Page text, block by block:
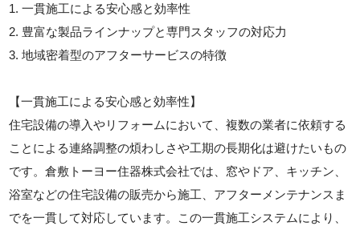
1. 一貫施工による安心感と効率性
2. 豊富な製品ラインナップと専門スタッフの対応力
3. 地域密着型のアフターサービスの特徴
【一貫施工による安心感と効率性】
住宅設備の導入やリフォームにおいて、複数の業者に依頼する
ことによる連絡調整の煩わしさや工期の長期化は避けたいもの
です。倉敷トーヨー住器株式会社では、窓やドア、キッチン、
浴室などの住宅設備の販売から施工、アフターメンテナンスま
でを一貫して対応しています。この一貫施工システムにより、